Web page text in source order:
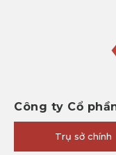
Công ty Cổ
Trụ sở chính